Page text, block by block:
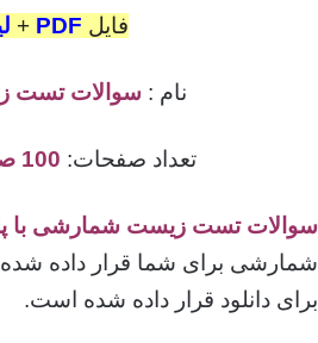
فایل PDF
+
نام : سوالات تست
تعداد صفحات: 100 صفحه
سوالات تست زیست شمارشی با
برای دانلود قرار داده شده است.